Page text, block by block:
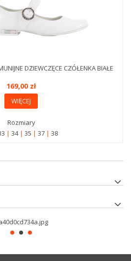
DZIEWCZĘCE CZÓŁENKA BIAŁE
169,00 zł
WIĘCEJ
Rozmiary
34 35 37 38